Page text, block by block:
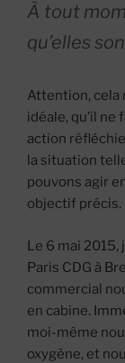
À tout
qu’elles
Attention, cela
idéale, qu’il
action
la situation
pouvons agir
objectif précis.
Le 6 mai 2015,
Paris CDG à
commercial
en cabine.
moi-même
oxygène, et